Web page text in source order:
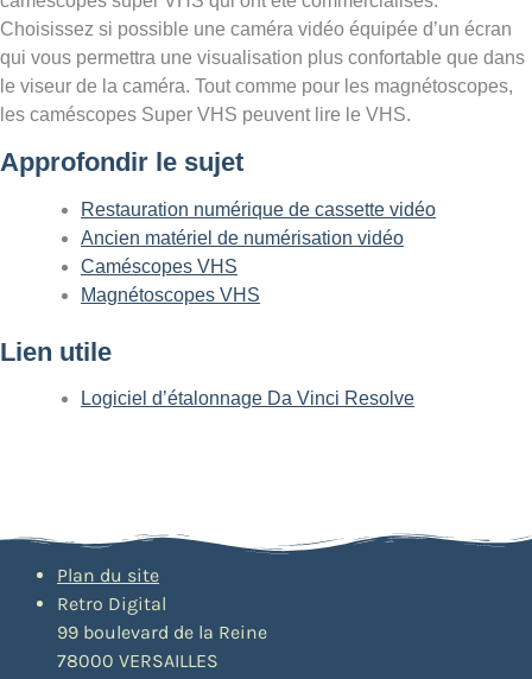
Choisissez si possible une caméra vidéo équipée d’un écran
qui vous permettra une visualisation plus confortable que dans
le viseur de la caméra. Tout comme pour les magnétoscopes,
les caméscopes Super VHS peuvent lire le VHS.
Approfondir le sujet
Restauration numérique de cassette vidéo
Ancien matériel de numérisation vidéo
Caméscopes VHS
Magnétoscopes VHS
Lien utile
Logiciel d’étalonnage Da Vinci Resolve
Plan du site
Retro Digital
99 boulevard de la Reine
78000 VERSAILLES